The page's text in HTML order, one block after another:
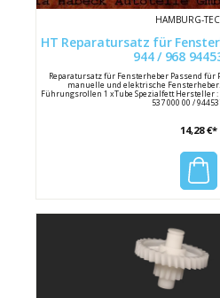
HAMBURG-
HT Reparatursatz für Fensterheber für
944 /
Reparatursatz für Fensterheber Passend für
manuelle und elektrische
Führungsrollen 1 xTube Spezialfett Hersteller
537 000 00 /
14,28 €*